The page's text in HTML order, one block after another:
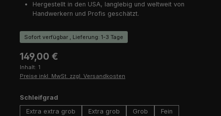
Hergestellt in den USA, langlebig und weltweit von
Handwerkern und Profis geschätzt.
Sofort verfügbar , Lieferung: 1-3 Tage
Regulärer Preis:
149,00 €
Inhalt: 1
Preise inkl. MwSt. zzgl. Versandkosten
Schleifgrad
Extra extra grob
Extra grob Grob
Fein